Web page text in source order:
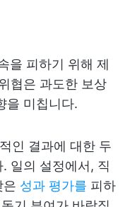
을 피하기 위해 제
협은 과도한 보상
을 미칩니다.
인 결과에 대한 두
일의 설정에서, 직
은 성과 평가를 피하